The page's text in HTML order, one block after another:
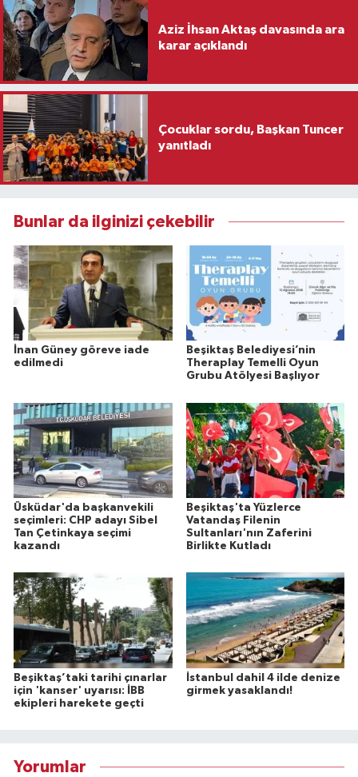
Aziz İhsan Aktaş davasında ara
karar açıklandı
Çocuklar sordu, Başkan Tuncer
yanıtladı
Bunlar da ilginizi çekebilir
İnan Güney göreve iade
edilmedi
Beşiktaş Belediyesi’nin
Theraplay Temelli Oyun
Grubu Atölyesi Başlıyor
Üsküdar'da başkanvekili
seçimleri: CHP adayı Sibel
Tan Çetinkaya seçimi
kazandı
Beşiktaş'ta Yüzlerce
Vatandaş Filenin
Sultanları'nın Zaferini
Birlikte Kutladı
Beşiktaş’taki tarihi çınarlar
için 'kanser' uyarısı: İBB
ekipleri harekete geçti
İstanbul dahil 4 ilde denize
girmek yasaklandı!
Yorumlar